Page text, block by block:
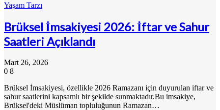
Yaşam Tarzı
Brüksel İmsakiyesi 2026: İftar ve Sahur
Saatleri Açıklandı
Mart 26, 2026
0 8
Brüksel İmsakiyesi, özellikle 2026 Ramazanı için duyurulan iftar ve
sahur saatlerini kapsamlı bir şekilde sunmaktadır.Bu imsakiye,
Brüksel'deki Müslüman topluluğunun Ramazan…